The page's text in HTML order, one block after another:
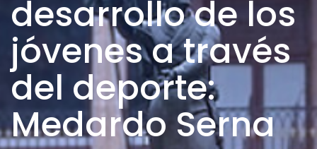
desarrollo de los
jóvenes a través
del deporte:
Medardo Serna